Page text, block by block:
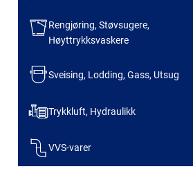
Rengjøring, Støvsugere,
Høyttrykksvaskere
Sveising, Lodding, Gass, Utsug
Trykkluft, Hydraulikk
VVS-varer